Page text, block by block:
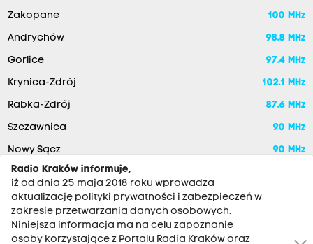
Zakopane 100 MHz
Andrychów 98.8 MHz
Gorlice 97.4 MHz
Krynica-Zdrój 102.1 MHz
Rabka-Zdrój 87.6 MHz
Szczawnica 90 MHz
Nowy Sącz
90 MHz
Radio Kraków informuje,
iż od dnia 25 maja 2018 roku wprowadza
aktualizację polityki prywatności i zabezpieczeń w
zakresie przetwarzania danych osobowych.
Niniejsza informacja ma na celu zapoznanie
osoby korzystające z Portalu Radia Kraków oraz